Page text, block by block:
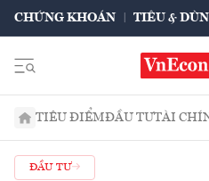
CHỨNG KHOÁN TIÊU &
TIÊU ĐIỂMĐẦU TƯTÀI
ĐẦU TƯ